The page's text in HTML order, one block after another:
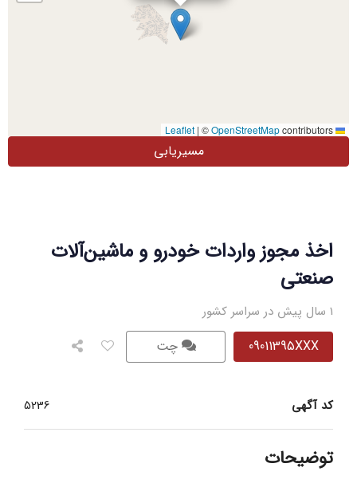
اخذ مجوز واردات خودرو و ماشین‌آلات
صنعتی
1 سال پیش در سراسر کشور
09011395XXX چت
کد آگهی 5236
توضیحات
| ©OpenStreetMapcontributors
مسیریابی